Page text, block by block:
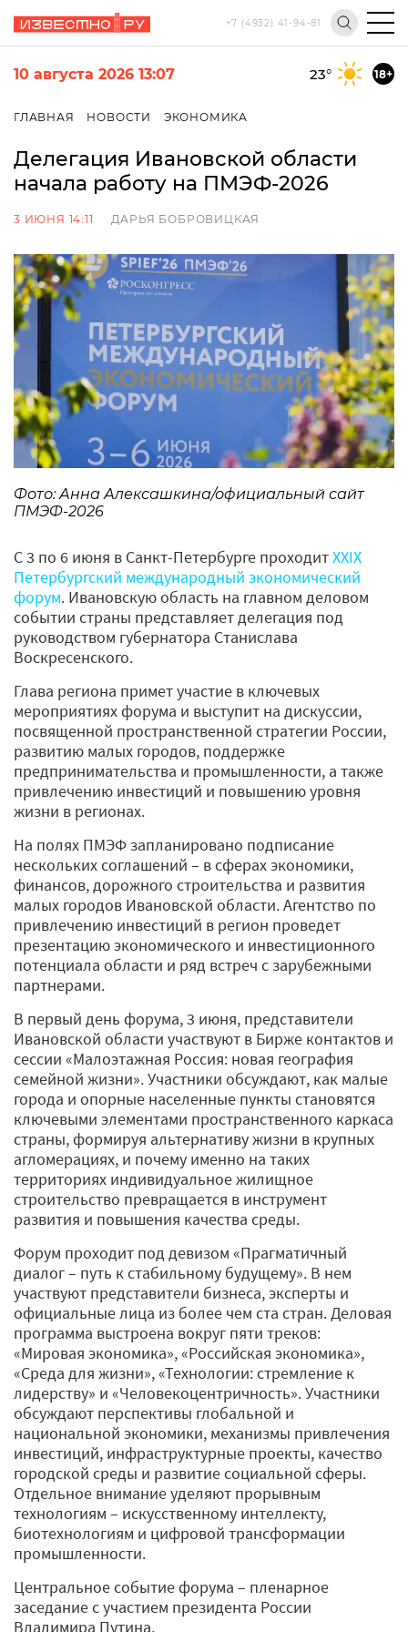
+7 (4932) 41-94-81
10 августа 2026 13:07 23° 18+
ГЛАВНАЯ НОВОСТИ ЭКОНОМИКА
Делегация Ивановской области
начала работу на ПМЭФ-2026
3 ИЮНЯ 14:11 ДАРЬЯ БОБРОВИЦКАЯ
Фото: Анна Алексашкина/официальный сайт
ПМЭФ-2026
С 3 по 6 июня в Санкт-Петербурге проходитXXIX
Петербургский международный экономический
форум. Ивановскую область на главном деловом
событии страны представляет делегация под
руководством губернатора Станислава
Воскресенского.
Глава региона примет участие в ключевых
мероприятиях форума и выступит на дискуссии,
посвященной пространственной стратегии России,
развитию малых городов, поддержке
предпринимательства и промышленности, а также
привлечению инвестиций и повышению уровня
жизни в регионах.
На полях ПМЭФ запланировано подписание
нескольких соглашений – в сферах экономики,
финансов, дорожного строительства и развития
малых городов Ивановской области. Агентство по
привлечению инвестиций в регион проведет
презентацию экономического и инвестиционного
потенциала области и ряд встреч с зарубежными
партнерами.
В первый день форума, 3 июня, представители
Ивановской области участвуют в Бирже контактов и
сессии «Малоэтажная Россия: новая география
семейной жизни». Участники обсуждают, как малые
города и опорные населенные пункты становятся
ключевыми элементами пространственного каркаса
страны, формируя альтернативу жизни в крупных
агломерациях, и почему именно на таких
территориях индивидуальное жилищное
строительство превращается в инструмент
развития и повышения качества среды.
Форум проходит под девизом «Прагматичный
диалог – путь к стабильному будущему». В нем
участвуют представители бизнеса, эксперты и
официальные лица из более чем ста стран. Деловая
программа выстроена вокруг пяти треков:
«Мировая экономика», «Российская экономика»,
«Среда для жизни», «Технологии: стремление к
лидерству» и «Человекоцентричность». Участники
обсуждают перспективы глобальной и
национальной экономики, механизмы привлечения
инвестиций, инфраструктурные проекты, качество
городской среды и развитие социальной сферы.
Отдельное внимание уделяют прорывным
технологиям – искусственному интеллекту,
биотехнологиям и цифровой трансформации
промышленности.
Центральное событие форума – пленарное
заседание с участием президента России
Владимира Путина.